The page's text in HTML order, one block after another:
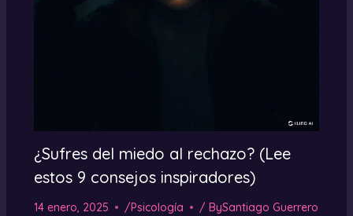
¿Sufres del miedo al rechazo? (Lee
estos 9 consejos inspiradores)
14 enero, 2025 /Psicología / BySantiago Guerrero